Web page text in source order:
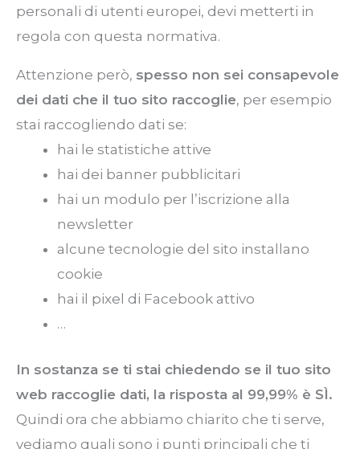
personali di utenti europei, devi metterti in
regola con questa normativa.
Attenzione però, spesso non sei consapevole
dei dati che il tuo sito raccoglie, per esempio
stai raccogliendo dati se:
hai le statistiche attive
hai dei banner pubblicitari
hai un modulo per l’iscrizione alla
newsletter
alcune tecnologie del sito installano
cookie
hai il pixel di Facebook attivo
…
In sostanza se ti stai chiedendo se il tuo sito
web raccoglie dati, la risposta al 99,99% è SÌ.
Quindi ora che abbiamo chiarito che ti serve,
vediamo quali sono i punti principali che ti